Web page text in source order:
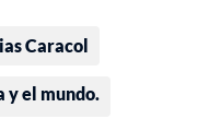
Caracol
y el mundo.